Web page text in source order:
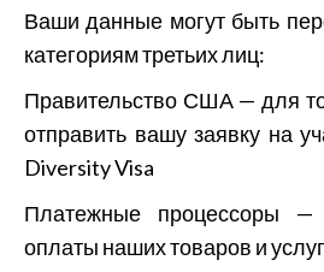
Ваши данные могут быть
категориям третьих лиц:
Правительство США — для
отправить вашу заявку на
Diversity Visa
Платежные процессоры —
оплаты наших товаров и